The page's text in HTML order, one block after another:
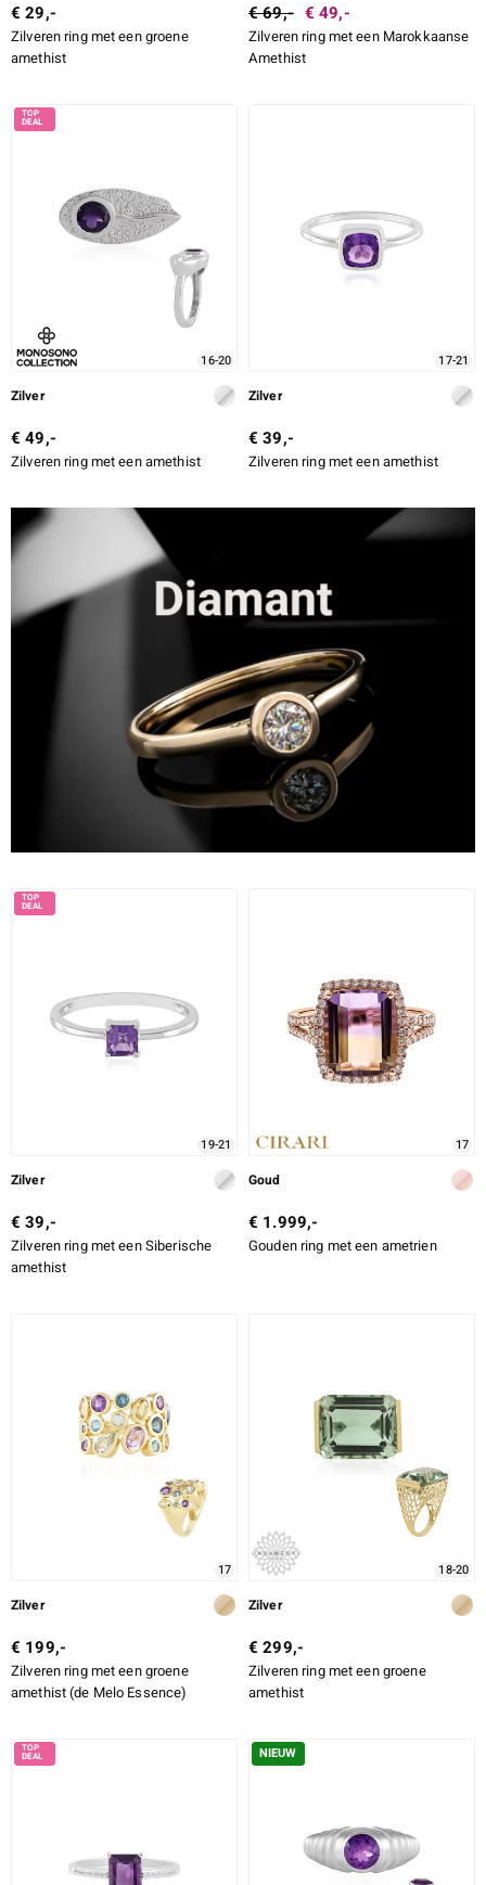
€ 29,-
Zilveren ring met een groene
amethist
€ 69,- € 49,-
Zilveren ring met een Marokkaanse
Amethist
16-20
Zilver
€ 49,-
Zilveren ring met een amethist
17-21
Zilver
€ 39,-
Zilveren ring met een amethist
19-21
Zilver
€ 39,-
Zilveren ring met een Siberische
amethist
17
Goud
€ 1.999,-
Gouden ring met een ametrien
17
Zilver
€ 199,-
Zilveren ring met een groene
amethist (de Melo Essence)
18-20
Zilver
€ 299,-
Zilveren ring met een groene
amethist
NIEUW